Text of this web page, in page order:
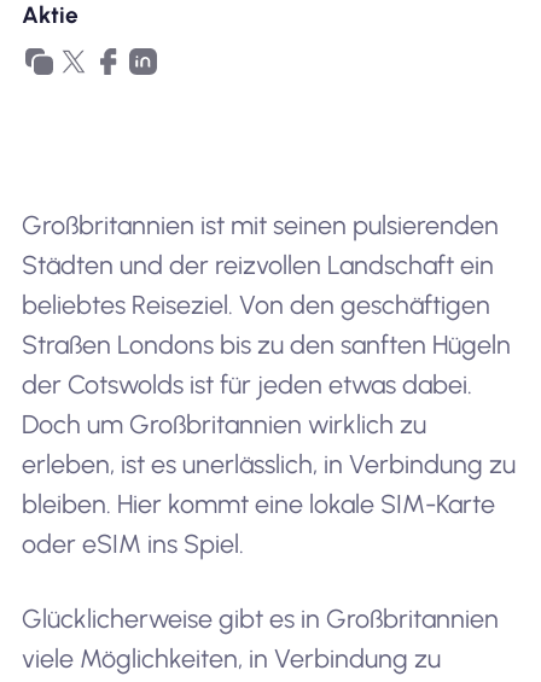
Aktie
Großbritannien ist mit seinen pulsierenden
Städten und der reizvollen Landschaft ein
beliebtes Reiseziel. Von den geschäftigen
Straßen Londons bis zu den sanften Hügeln
der Cotswolds ist für jeden etwas dabei.
Doch um Großbritannien wirklich zu
erleben, ist es unerlässlich, in Verbindung zu
bleiben. Hier kommt eine lokale SIM-Karte
oder eSIM ins Spiel.
Glücklicherweise gibt es in Großbritannien
viele Möglichkeiten, in Verbindung zu